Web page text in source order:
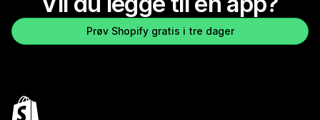
Prøv Shopify gratis i tre dager